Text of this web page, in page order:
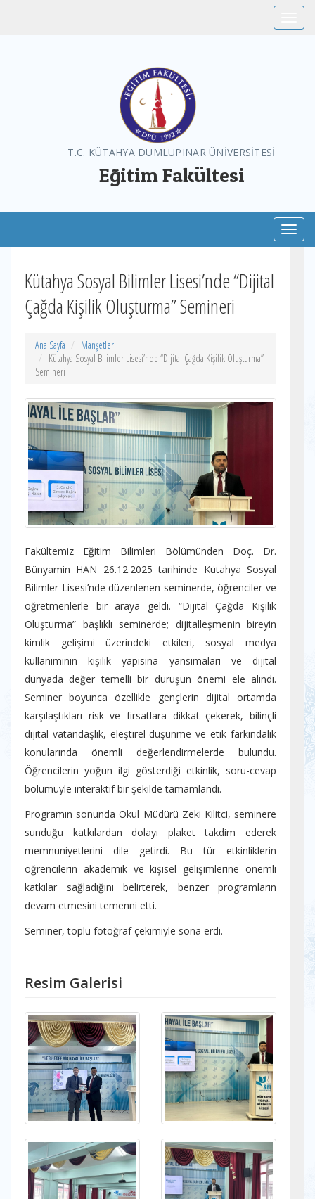
T.C. KÜTAHYA DUMLUPINAR ÜNİVERSİTESİ
Eğitim Fakültesi
Kütahya Sosyal Bilimler Lisesi’nde “Dijital
Çağda Kişilik Oluşturma” Semineri
Ana Sayfa
Manşetler
Kütahya Sosyal Bilimler Lisesi’nde “Dijital Çağda Kişilik Oluşturma”
Semineri
Fakültemiz Eğitim Bilimleri Bölümünden Doç. Dr.
Bünyamin HAN 26.12.2025 tarihinde Kütahya Sosyal
Bilimler Lisesi’nde düzenlenen seminerde, öğrenciler ve
öğretmenlerle bir araya geldi. “Dijital Çağda Kişilik
Oluşturma” başlıklı seminerde; dijitalleşmenin bireyin
kimlik gelişimi üzerindeki etkileri, sosyal medya
kullanımının kişilik yapısına yansımaları ve dijital
dünyada değer temelli bir duruşun önemi ele alındı.
Seminer boyunca özellikle gençlerin dijital ortamda
karşılaştıkları risk ve fırsatlara dikkat çekerek, bilinçli
dijital vatandaşlık, eleştirel düşünme ve etik farkındalık
konularında önemli değerlendirmelerde bulundu.
Öğrencilerin yoğun ilgi gösterdiği etkinlik, soru-cevap
bölümüyle interaktif bir şekilde tamamlandı.
Programın sonunda Okul Müdürü Zeki Kilitci, seminere
sunduğu katkılardan dolayı plaket takdim ederek
memnuniyetlerini dile getirdi. Bu tür etkinliklerin
öğrencilerin akademik ve kişisel gelişimlerine önemli
katkılar sağladığını belirterek, benzer programların
devam etmesini temenni etti.
Seminer, toplu fotoğraf çekimiyle sona erdi.
Resim Galerisi